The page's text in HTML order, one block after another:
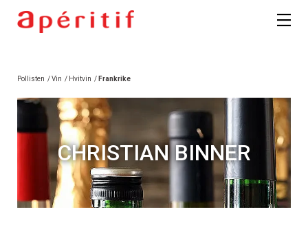
Pollisten /Vin / Hvitvin / Frankrike
CHRISTIAN BINNER